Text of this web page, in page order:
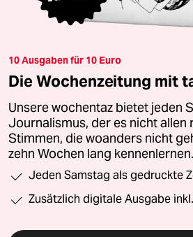
10 Ausgaben für 10 Euro
Die Wochenzeitung mit
Unsere wochentaz bietet jeden
Journalismus, der es nicht allen
Stimmen, die woanders nicht
zehn Wochen lang kennenlernen.
Jeden Samstag als gedruckte
Zusätzlich digitale Ausgabe